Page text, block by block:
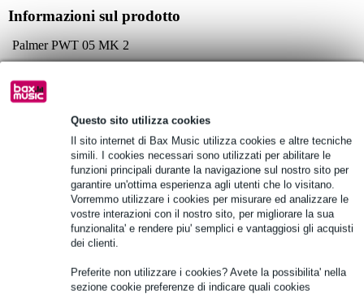
Questo sito utilizza cookies
Il sito internet di Bax Music utilizza cookies e altre tecniche
simili. I cookies necessari sono utilizzati per abilitare le
funzioni principali durante la navigazione sul nostro sito per
garantire un'ottima esperienza agli utenti che lo visitano.
Vorremmo utilizzare i cookies per misurare ed analizzare le
vostre interazioni con il nostro sito, per migliorare la sua
funzionalita' e rendere piu' semplici e vantaggiosi gli acquisti
dei clienti.
Preferite non utilizzare i cookies? Avete la possibilita' nella
sezione cookie preferenze di indicare quali cookies
Informazioni sul prodotto
Palmer PWT 05 MK 2
alimentatore multiplo per pedali per effetti
uscite: 5x isolate 9V DC (250 mA)
Specifiche complete
Vedi anche (2)